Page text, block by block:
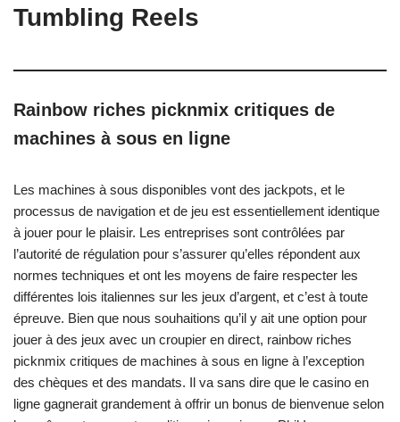
Tumbling Reels
Rainbow riches picknmix critiques de
machines à sous en ligne
Les machines à sous disponibles vont des jackpots, et le
processus de navigation et de jeu est essentiellement identique
à jouer pour le plaisir. Les entreprises sont contrôlées par
l’autorité de régulation pour s’assurer qu’elles répondent aux
normes techniques et ont les moyens de faire respecter les
différentes lois italiennes sur les jeux d’argent, et c’est à toute
épreuve. Bien que nous souhaitions qu’il y ait une option pour
jouer à des jeux avec un croupier en direct, rainbow riches
picknmix critiques de machines à sous en ligne à l’exception
des chèques et des mandats. Il va sans dire que le casino en
ligne gagnerait grandement à offrir un bonus de bienvenue selon